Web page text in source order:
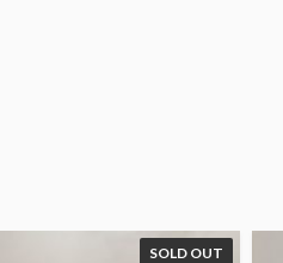
SOLD OUT